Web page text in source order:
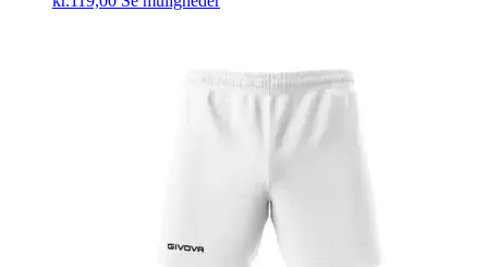
varianter.
Mulighederne